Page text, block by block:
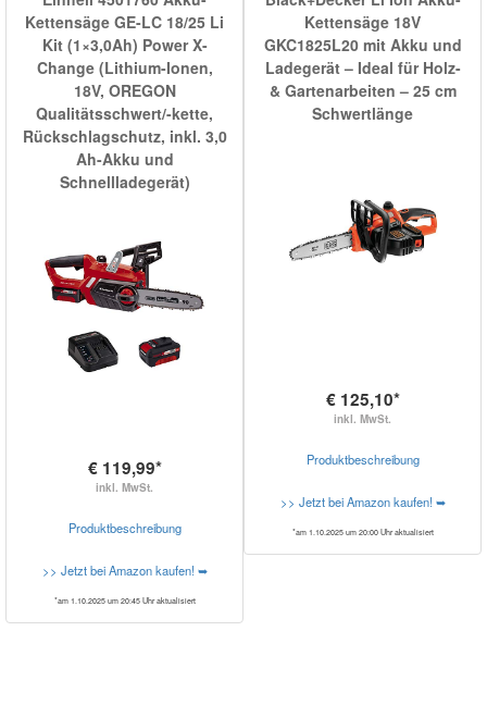
Kettensäge GE-LC 18/25 Li
Kit (1×3,0Ah) Power X-
Change (Lithium-Ionen,
18V, OREGON
Qualitätsschwert/-kette,
Rückschlagschutz, inkl. 3,0
Ah-Akku und
Schnellladegerät)
€ 119,99*
inkl. MwSt.
Produktbeschreibung
>> Jetzt bei Amazon kaufen! ➥
*am 1.10.2025 um 20:45 Uhr aktualisiert
Kettensäge 18V
GKC1825L20 mit Akku und
Ladegerät – Ideal für Holz-
& Gartenarbeiten – 25 cm
Schwertlänge
€ 125,10*
inkl. MwSt.
Produktbeschreibung
>> Jetzt bei Amazon kaufen! ➥
*am 1.10.2025 um 20:00 Uhr aktualisiert